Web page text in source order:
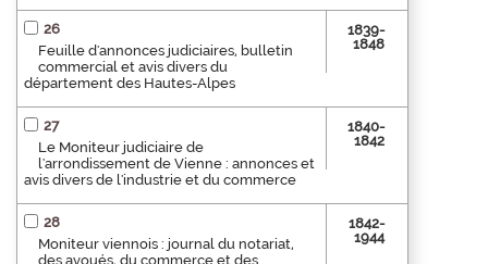
26
Feuille d'annonces judiciaires, bulletin
commercial et avis divers du
département des Hautes-Alpes
1839-
1848
27
Le Moniteur judiciaire de
l'arrondissement de Vienne : annonces et
avis divers de l'industrie et du commerce
1840-
1842
28
Moniteur viennois : journal du notariat,
des avoués, du commerce et des
1842-
1944